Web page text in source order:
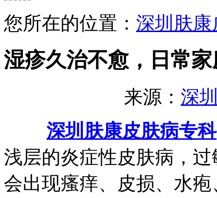
您所在的位置： 深圳肤
湿疹久治不愈，日常
来源： 深
深圳肤康皮肤病专科
浅层的炎症性皮肤病，
会出现瘙痒、皮损、水